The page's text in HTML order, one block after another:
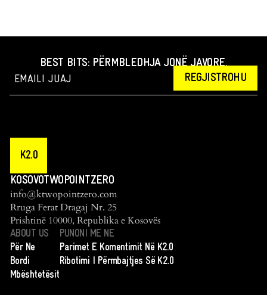
BEST BITS: PËRMBLEDHJA JONË JAVORE.
REGJISTROHU
K2.0
KOSOVOTWOPOINTZERO
info@ktwopointzero.com
Rruga Ferat Dragaj Nr. 25
Prishtinë 10000, Republika e Kosovës
ABOUT US
Për Ne
Bordi
Mbështetësit
PUNONI ME NE
Parimet E Komentimit Në K2.0
Ribotimi I Përmbajtjes Së K2.0